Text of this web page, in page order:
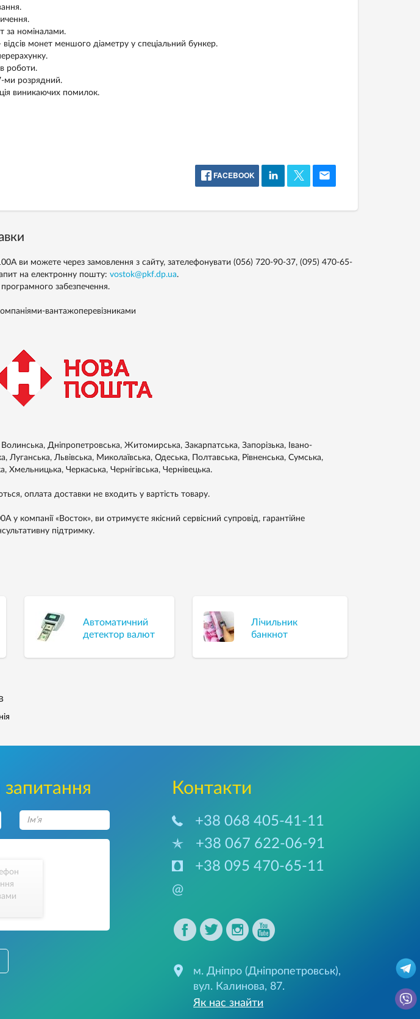
за номіналами.
відсів монет меншого діаметру у спеціальний бункер.
роботи.
ми розрядний.
виникаючих помилок.
FACEBOOK
ви можете через замовлення з сайту, зателефонувати (056) 720-90-37, (095) 470-65-
на електронну пошту: vostok@pkf.dp.ua.
забезпечення.
вантажоперевізниками
Волинська, Дніпропетровська, Житомирська, Закарпатська, Запорізька, Івано-
Луганська, Львівська, Миколаївська, Одеська, Полтавська, Рівненська, Сумська,
Хмельницька, Черкаська, Чернігівська, Чернівецька.
оплата доставки не входить у вартість товару.
у компанії «Восток», ви отримуєте якісний сервісний супровід, гарантійне
підтримку.
Автоматичний
детектор валют
Лічильник
банкнот
Контакти
+38 068 405-41-11
+38 067 622-06-91
+38 095 470-65-11
@
м. Дніпро (Дніпропетровськ),
вул. Калинова, 87.
Як нас знайти